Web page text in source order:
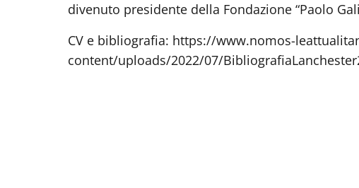
divenuto presidente della Fondazione “Paolo
CV e bibliografia: https://www.nomos-
content/uploads/2022/07/